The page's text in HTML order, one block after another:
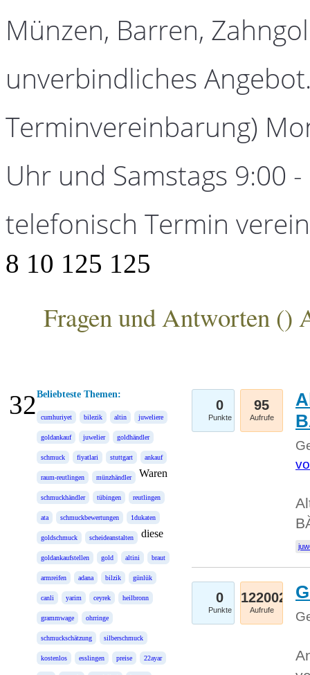
Münzen, Barren,
unverbindliches
Terminvereinbarung)
Uhr und Samstags 9:00
telefonisch Termin
8 10 125 125
Fragen und Antworten ()
Beliebteste Themen:
cumhuriyet bilezik altin juweliere
goldankauf juwelier goldhändler
schmuck fiyatlari stuttgart ankauf
raum-reutlingen münzhändler
schmuckhändler tübingen reutlingen
ata schmuckbewertungen 1dukaten
goldschmuck scheideanstalten
goldankaufstellen gold altini braut
armreifen adana bilzik günlük
canli yarim ceyrek heilbronn
grammwage ohrringe
schmuckschätzung silberschmuck
kostenlos esslingen preise 22ayar
Waren
diese
0
Punkte
95
Aufrufe
0
Punkte
122002
Aufrufe
32